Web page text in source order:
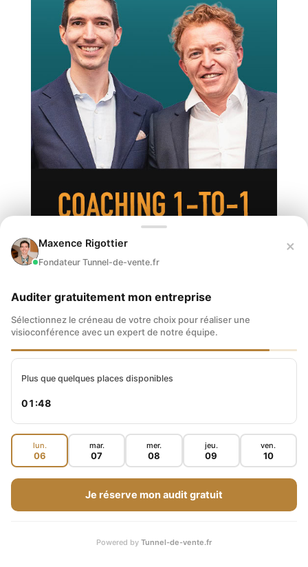
Maxence Rigottier
Fondateur Tunnel-de-vente.fr
×
Auditer gratuitement mon entreprise
Sélectionnez le créneau de votre choix pour réaliser une
visioconférence avec un expert de notre équipe.
Plus que quelques places disponibles
01:46
lun.
06
mar.
07
mer.
08
jeu.
09
ven.
10
Je réserve mon audit gratuit
Powered by Tunnel-de-vente.fr